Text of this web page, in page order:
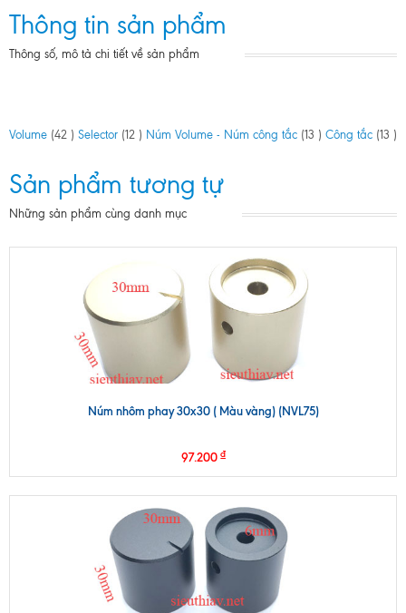
Thông tin sản phẩm
Thông số, mô tả chi tiết về sản phẩm
Volume (42 ) Selector (12 ) Núm Volume - Núm công tắc (13 ) Công tắc (13 )
Sản phẩm tương tự
Những sản phẩm cùng danh mục
Núm nhôm phay 30x30 ( Màu vàng) (NVL75)
97.200 ₫